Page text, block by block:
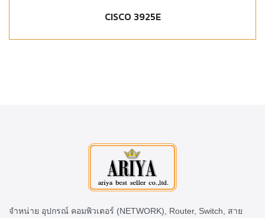
CISCO 3925E
จำหน่าย อุปกรณ์ คอมพิวเตอร์ (NETWORK), Router, Switch, สาย